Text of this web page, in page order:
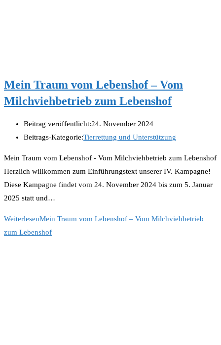
Mein Traum vom Lebenshof – Vom
Milchviehbetrieb zum Lebenshof
Beitrag veröffentlicht:24. November 2024
Beitrags-Kategorie:Tierrettung und Unterstützung
Mein Traum vom Lebenshof - Vom Milchviehbetrieb zum Lebenshof
Herzlich willkommen zum Einführungstext unserer IV. Kampagne!
Diese Kampagne findet vom 24. November 2024 bis zum 5. Januar
2025 statt und…
WeiterlesenMein Traum vom Lebenshof – Vom Milchviehbetrieb
zum Lebenshof